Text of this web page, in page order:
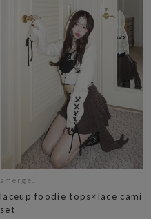
amerge.
laceup foodie tops×lace cami
set